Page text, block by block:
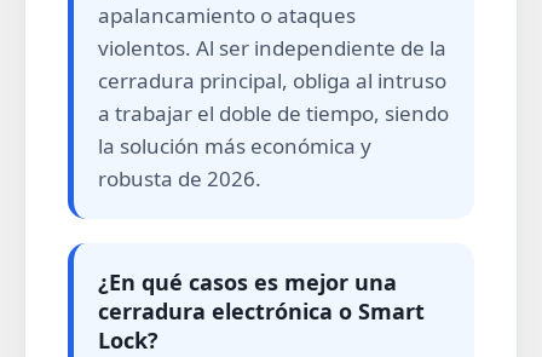
apalancamiento o ataques
violentos. Al ser independiente de la
cerradura principal, obliga al intruso
a trabajar el doble de tiempo, siendo
la solución más económica y
robusta de 2026.
¿En qué casos es mejor una
cerradura electrónica o Smart
Lock?